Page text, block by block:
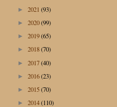
► 2021 (93)
► 2020(99)
► 2019(65)
► 2018(70)
► 2017(40)
► 2016(23)
► 2015(70)
► 2014(110)